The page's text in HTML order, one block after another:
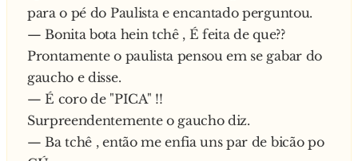
ele disse o pai nervoso, não é por causa de 95
centavos que você vai levar a família a miséria
de novo.
para o pé do Paulista e encantado perguntou.
— Bonita bota hein tchê , É feita de que??
Prontamente o paulista pensou em se gabar do
gaucho e disse.
— É coro de "PICA" !!
Surpreendentemente o gaucho diz.
— Ba tchê , então me enfia uns par de bicão po